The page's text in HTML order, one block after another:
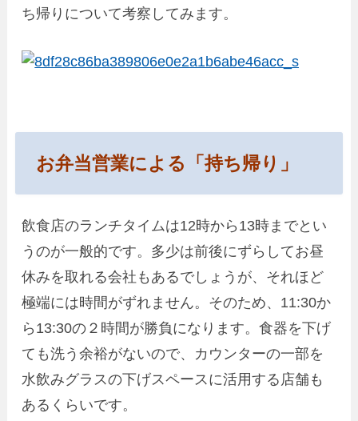
ち帰りについて考察してみます。
お弁当営業による「持ち帰り」
飲食店のランチタイムは12時から13時までとい
うのが一般的です。多少は前後にずらしてお昼
休みを取れる会社もあるでしょうが、それほど
極端には時間がずれません。そのため、11:30か
ら13:30の２時間が勝負になります。食器を下げ
ても洗う余裕がないので、カウンターの一部を
水飲みグラスの下げスペースに活用する店舗も
あるくらいです。